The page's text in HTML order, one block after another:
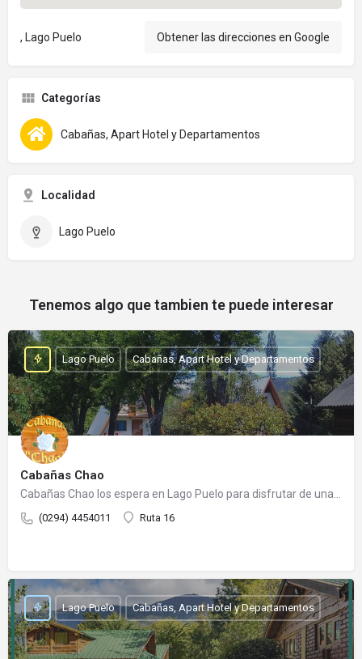
, Lago Puelo Obtener las direcciones en Google
Categorías
Cabañas, Apart Hotel y Departamentos
Localidad
Lago Puelo
Tenemos algo que tambien te puede interesar
Cabañas Chao
(0294) 4454011 Ruta 16
Lago Puelo Cabañas, Apart Hotel y Departamentos
Lago Puelo Cabañas, Apart Hotel y Departamentos